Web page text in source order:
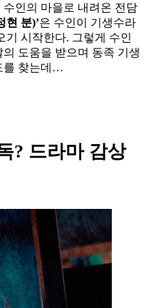
인의 마을로 내려온 전담
현 분)’은 수인이 기생수라
기 시작한다. 그렇게 수인
도움을 받으며 동족 기생
를 찾는데…
? 드라마 감상